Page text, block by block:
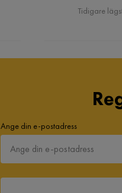
Tidigare
Ange din e-postadress